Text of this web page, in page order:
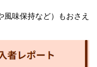
味保持など）もおさえ